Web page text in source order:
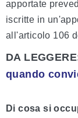
apportate
iscritte in
all'articolo 106
DA
quando
Di cosa si